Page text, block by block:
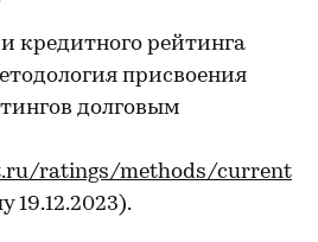
кредитного рейтинга
присвоения
долговым
ratings/methods/current
19.12.2023).